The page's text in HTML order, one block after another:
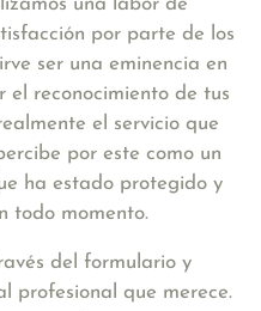
una labor de
por parte de los
ser una eminencia en
el reconocimiento de tus
el servicio que
por este como un
ha estado protegido y
todo momento.
del formulario y
profesional que merece.